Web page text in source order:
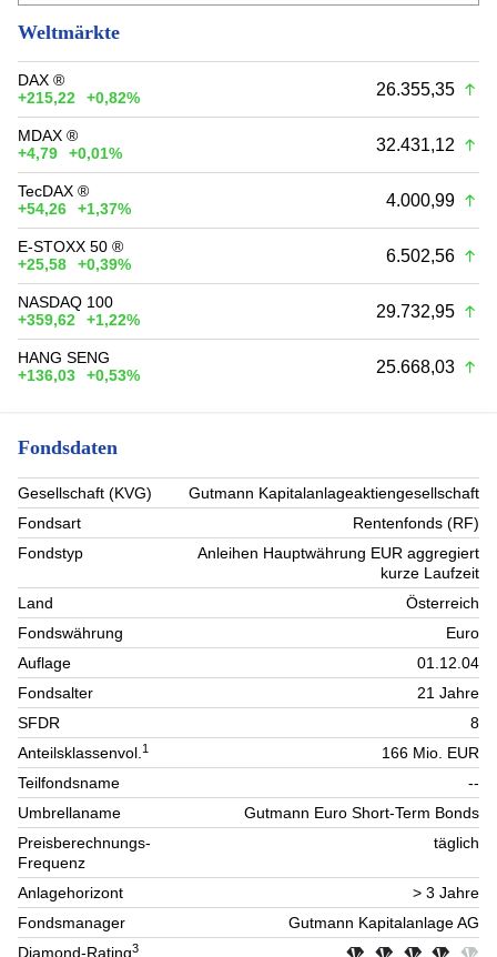
Weltmärkte
DAX ®
+215,22
+0,82% 26.355,35
MDAX ®
+4,79
+0,01% 32.431,12
TecDAX ®
+54,26
+1,37% 4.000,99
E-STOXX 50 ®
+25,58
+0,39% 6.502,56
NASDAQ 100
+359,62
+1,22% 29.732,95
HANG SENG
+136,03
+0,53% 25.668,03
Fondsdaten
Gesellschaft (KVG)
Gutmann Kapitalanlageaktiengesellschaft
Fondsart
Rentenfonds (RF)
Fondstyp
Anleihen Hauptwährung EUR aggregiert
kurze Laufzeit
Land
Österreich
Fondswährung
Euro
Auflage
01.12.04
Fondsalter
21 Jahre
SFDR
8
Anteilsklassenvol.1
166 Mio. EUR
Teilfondsname
--
Umbrellaname
Gutmann Euro Short-Term Bonds
Preisberechnungs-
Frequenz
täglich
Anlagehorizont
> 3 Jahre
Fondsmanager
Gutmann Kapitalanlage AG
Diamond-Rating3